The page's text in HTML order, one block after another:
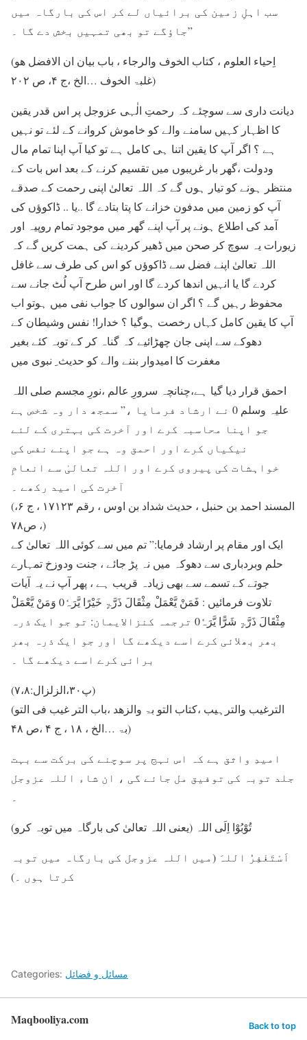
سب اہلِ زمین کی برائیاں لے کر اس کی بارگاہ میں
جاؤگے تو بھی تمہیں بخش دے گا ۔”
(اِحیاء العلوم ، کتاب الخوف والرجاء ، باب بیان ان الافضل ھو
غلبۃ الخوف …الخ ،ج ۴، ص ۲۰۲)
دیانت داری سے سوچئے کہ رحمتِ الٰہی عزوجل پر اس قدر یقین
کا اظہار کہیں سامنے والے کو خاموش کروانے کے لئے تو نہیں
ہے ؟ اگر آپ کا یقین اتنا ہی کامل ہے تو کیا آپ اپنا تمام مال
ودولت ،گھر بار غریبوں میں تقسیم کرنے کے بعد اس بات کے
منتظر ہونے کو تیار ہوں گے کہ اللہ تعالیٰ اپنی رحمت کے صدقے
آپ کو زمین میں مدفون خزانے کا پتا بتادے گا ..یا .. ڈاکوؤں کی
آمد کی اطلاع ہونے پر آپ اپنے گھر میں موجود تمام روپیہ اور
زیورات یہ سوچ کر صحن میں ڈھیر کردینے کی ہمت کریں گے کہ
اللہ تعالیٰ اپنے فضل سے ڈاکوؤں کو اس کی طرف سے غافل
کردے گا یا انہیں اندھا کردے گا اور اس طرح آپ لُٹ جانے سے
محفوظ رہیں گے ؟ اگر ان سوالوں کا جواب نفی میں ہوتو اب
آپ کا یقین کامل کہاں رخصت ہوگیا ؟ خدارا! نفس وشیطان کے
دھوکے سے اپنی جان چھڑائيے کہ گناہ کر کے توبہ کئے بغیر
مغفرت کا امیدوار بننے والے کو حدیث ِ نبوی میں
احمق قرار دیا گیا ہے،چنانچہ سرورِ عالم ،نورِ مجسم صلی اللہ
علیہ وسلم 0 نے ارشاد فرمایا ،” سمجھ دار وہ شخص ہے
جو اپنا محاسبہ کرے اور آخرت کی بہتری کے لئے
نیکیاں کرے اور احمق وہ ہے جو اپنے نفس کی
خواہشات کی پیروی کرے اور اللہ تعالیٰ سے انعامِ
آخرت کی امید رکھے ۔
(المسند احمد بن حنبل ، حدیث شداد بن اوس ، رقم ۱۷۱۲۳ ، ج ۶،
ص۷۸ ،)
ایک اور مقام پر ارشاد فرمایا:” تم میں سے کوئی اللہ تعالیٰ کے
حلم وبردباری سے دھوکہ میں نہ پڑ جائے ، جنت ودوزخ تمہارے
جوتے کے تسمے سے بھی زیادہ قریب ہے ، پھر آپ نے یہ آیات
تلاوت فرمائیں : فَمَنْ یَّعْمَلْ مِثْقَالَ ذَرَّۃٍ خَیْرًا یَّرَہٗ0 وَمَنْ یَّعْمَلْ
مِثْقَالَ ذَرَّۃٍ شَرًّا یَّرَہٗ0 ترجمہ کنزالایمان: تو جو ایک ذرہ
بھر بھلائی کرے اسے دیکھے گا اور جو ایک ذرہ بھر
برائی کرے اسے دیکھے گا ۔
(پ۳۰،الزلزال:۷،۸)
(الترغیب والترہیب ،کتاب التو بۃ والزھد ،باب التر غیب فی التو
بۃ …الخ ، ۱۸ ، ج ۴ ،ص ۴۸)
امیدِ واثق ہے کہ اس نہج پر سوچنے کی برکت سے بہت
جلد توبہ کی توفیق مل جائے گی ، ان شاء اللہ عزوجل
تُوْبُوْا اِلَی اللہ (یعنی اللہ تعالیٰ کی بارگاہ میں توبہ کرو)
اَسْتَغْفِرُ اللہَ (میں اللہ عزوجل کی بارگاہ میں توبہ
کرتا ہوں ۔)
Categories: مسائل و فضائل
Maqbooliya.com Back to top